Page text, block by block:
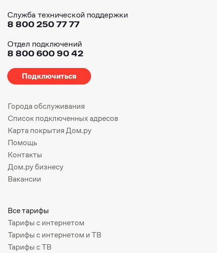
Служба технической поддержки
8 800 250 77 77
Отдел подключений
8 800 600 90 42
Подключиться
Города обслуживания
Список подключенных адресов
Карта покрытия Дом.ру
Помощь
Контакты
Дом.ру бизнесу
Вакансии
Все тарифы
Тарифы с интернетом
Тарифы с интернетом и ТВ
Тарифы с ТВ